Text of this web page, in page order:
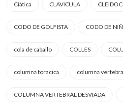
Ciática CLAVICULA
CODO DE GOLFISTA CODO DE
cola de caballo COLLES
columna toracica columna
COLUMNA VERTEBRAL DESVIADA